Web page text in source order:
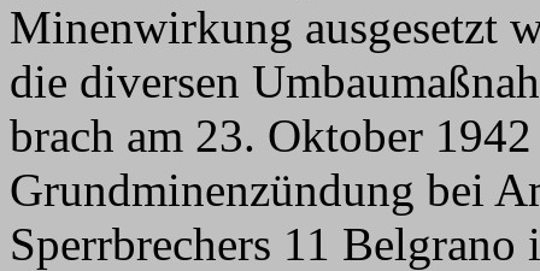
Minenwirkung ausgesetzt
die diversen
brach am 23. Oktober
Grundminenzündung bei
Sperrbrechers 11